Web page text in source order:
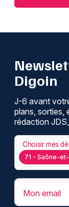
Digoin
J-6 avant
plans, sorties,
rédaction
71 - Saône-
Choisir mes
Mon email